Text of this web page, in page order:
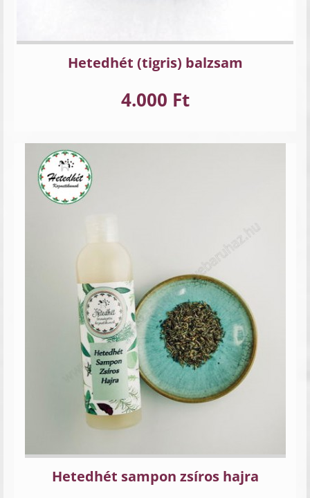
Hetedhét (tigris) balzsam
4.000 Ft
Hetedhét sampon zsíros hajra